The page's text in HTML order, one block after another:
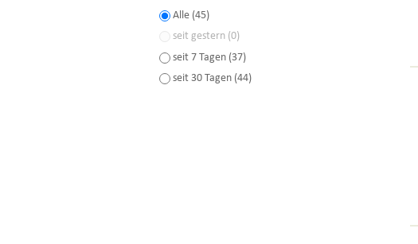
Alle (45)
seit gestern (0)
seit 7 Tagen (37)
seit 30 Tagen (44)